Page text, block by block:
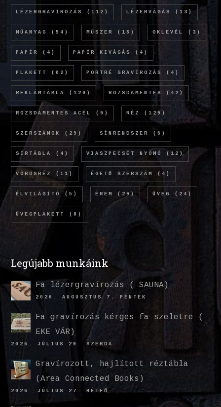
LÉZERGRAVÍROZÁS (112) LÉZERVÁGÁS (13)
MŰANYAG (54) MŰSZER (18) OKLEVÉL (3)
PAPÍR (4) PAPÍR KIVÁGÁS (4)
PLAKETT (82) PORTRÉ GRAVÍROZÁS (4)
REKLÁMTÁBLA (120) ROZSDAMENTES (42)
ROZSDAMENTES ACÉL (9) RÉZ (129)
SZERSZÁMOK (29) SÍNRENDSZER (6)
SÍRTÁBLA (4) VIASZPECSÉT NYOMÓ (12)
VÖRÖSRÉZ (11) ÉGETŐ SZERSZÁM (4)
ÉLVILÁGÍTÓ (5) ÉREM (29) ÜVEG (24)
ÜVEGPLAKETT (8)
Legújabb munkáink
Fa lézergravírozás ( SAUNA)
2026. AUGUSZTUS 7. PÉNTEK
Fa gravírozás kérges fa szeletre (
EKE VÁR)
2026. JÚLIUS 29. SZERDA
Gravírozott, hajlított réztábla
(Area Connected Books)
2026. JÚLIUS 27. HÉTFŐ